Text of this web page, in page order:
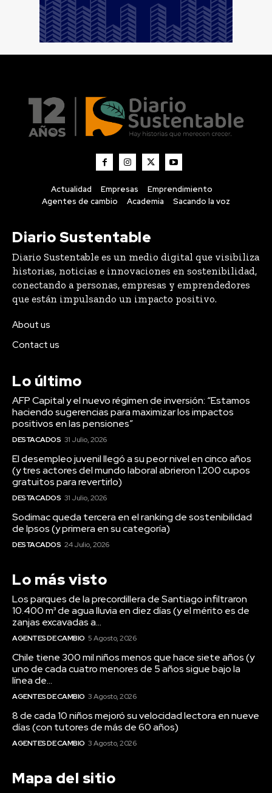
Actualidad Empresas
Emprendimiento
Agentes de cambio
Academia Sacando la voz
Diario Sustentable
Diario Sustentable es un medio digital que visibiliza
historias, noticias e innovaciones en sostenibilidad,
conectando a personas, empresas y emprendedores
que están impulsando un impacto positivo.
About us
Contact us
Lo último
AFP Capital y el nuevo régimen de inversión: “Estamos
haciendo sugerencias para maximizar los impactos
positivos en las pensiones”
DESTACADOS 31 Julio, 2026
El desempleo juvenil llegó a su peor nivel en cinco años
(y tres actores del mundo laboral abrieron 1.200 cupos
gratuitos para revertirlo)
DESTACADOS 31 Julio, 2026
Sodimac queda tercera en el ranking de sostenibilidad
de Ipsos (y primera en su categoría)
DESTACADOS 24 Julio, 2026
Lo más visto
Los parques de la precordillera de Santiago infiltraron
10.400 m³ de agua lluvia en diez días (y el mérito es de
zanjas excavadas a...
AGENTES DE CAMBIO 5 Agosto, 2026
Chile tiene 300 mil niños menos que hace siete años (y
uno de cada cuatro menores de 5 años sigue bajo la
línea de...
AGENTES DE CAMBIO 3 Agosto, 2026
8 de cada 10 niños mejoró su velocidad lectora en nueve
días (con tutores de más de 60 años)
AGENTES DE CAMBIO 3 Agosto, 2026
Mapa del sitio